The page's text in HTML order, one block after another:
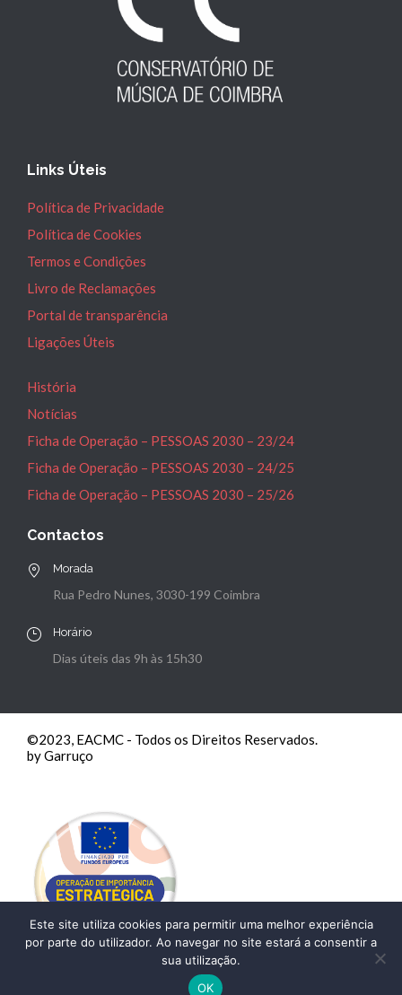
Links Úteis
Política de Privacidade
Política de Cookies
Termos e Condições
Livro de Reclamações
Portal de transparência
Ligações Úteis
História
Notícias
Ficha de Operação – PESSOAS 2030 – 23/24
Ficha de Operação – PESSOAS 2030 – 24/25
Ficha de Operação – PESSOAS 2030 – 25/26
Contactos
Morada
Rua Pedro Nunes, 3030-199 Coimbra
Horário
Dias úteis das 9h às 15h30
©2023, EACMC - Todos os Direitos Reservados.
by Garruço
Este site utiliza cookies para permitir uma melhor experiência
por parte do utilizador. Ao navegar no site estará a consentir a
sua utilização.
OK